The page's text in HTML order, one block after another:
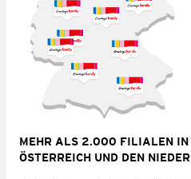
MEHR ALS 2.000 FILIALEN IN
ÖSTERREICH UND DEN